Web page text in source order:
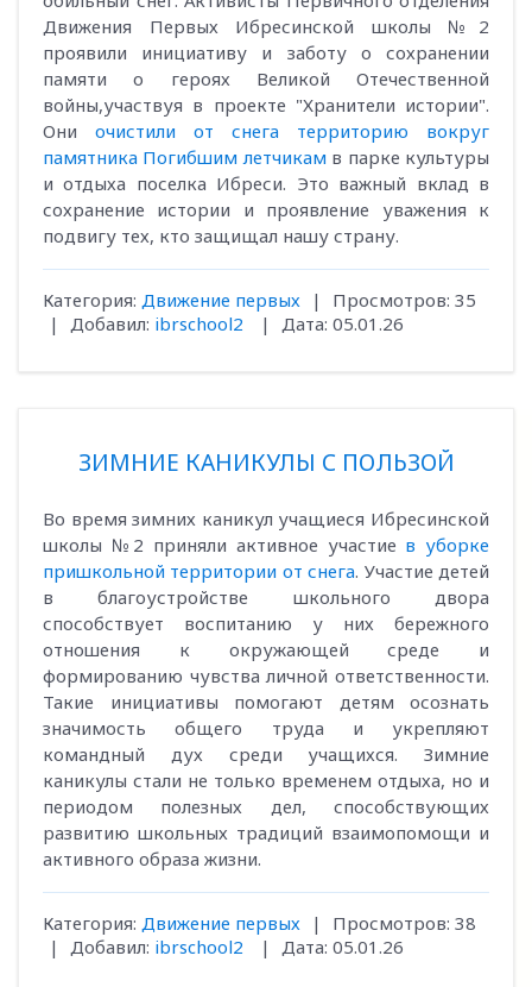
Движения Первых Ибресинской школы №2
проявили инициативу и заботу о сохранении
памяти о героях Великой Отечественной
войны,участвуя в проекте "Хранители истории".
Они очистили от снега территорию вокруг
памятника Погибшим летчикам в парке культуры
и отдыха поселка Ибреси. Это важный вклад в
сохранение истории и проявление уважения к
подвигу тех, кто защищал нашу страну.
Категория: Движение первых | Просмотров: 35
|
Добавил: ibrschool2 | Дата: 05.01.26
ЗИМНИЕ КАНИКУЛЫ С ПОЛЬЗОЙ
Во время зимних каникул учащиеся Ибресинской
школы №2 приняли активное участие в уборке
пришкольной территории от снега. Участие детей
в благоустройстве школьного двора
способствует воспитанию у них бережного
отношения к окружающей среде и
формированию чувства личной ответственности.
Такие инициативы помогают детям осознать
значимость общего труда и укрепляют
командный дух среди учащихся. Зимние
каникулы стали не только временем отдыха, но и
периодом полезных дел, способствующих
развитию школьных традиций взаимопомощи и
активного образа жизни.
Категория: Движение первых | Просмотров: 38
|
Добавил: ibrschool2 | Дата: 05.01.26